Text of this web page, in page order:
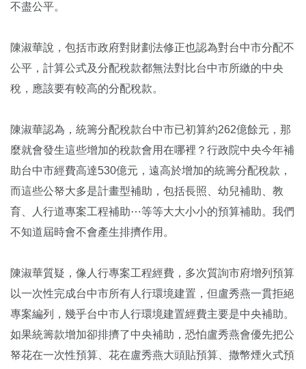
不盡公平。
陳淑華說，包括市政府對財劃法修正也認為對台中市分配不
公平，計算公式及分配稅款都無法對比台中市所繳的中央
稅，應該要有較高的分配稅款。
陳淑華認為，統籌分配稅款台中市已初算約262億餘元，那
麼就會發生這些增加的稅款會用在哪裡？行政院中央今年補
助台中市經費高達530億元，遠高於增加的統籌分配稅款，
而這些公帑大多是計畫型補助，包括長照、幼兒補助、教
育、人行道專案工程補助⋯等等大大小小的預算補助。我們
不知道屆時會不會產生排擠作用。
陳淑華質疑，像人行專案工程經費，多次質詢市府增列預算
以一次性完成台中市所有人行環境建置，但盧秀燕一貫拒絕
專案編列，幾乎台中市人行環境建置經費主要是中央補助。
如果統籌款增加卻排擠了中央補助，恐怕盧秀燕會優先把公
帑花在一次性預算、花在盧秀燕大頭貼預算、撒幣煙火式預